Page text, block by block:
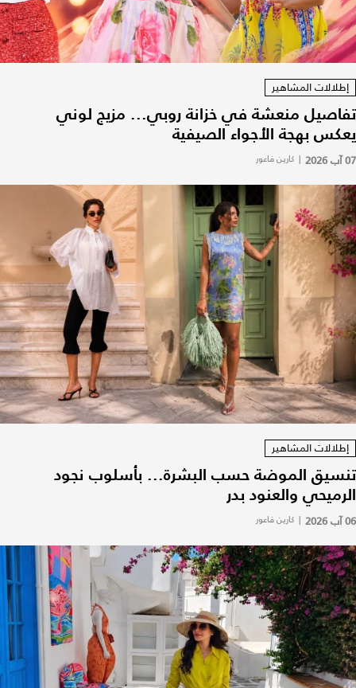
إطلالات المشاهير
تفاصيل منعشة في خزانة روبي... مزيج لوني
يعكس بهجة الأجواء الصيفية
07 آب 2026 | كارين فاعور
إطلالات المشاهير
تنسيق الموضة حسب البشرة... بأسلوب نجود
الرميحي والعنود بدر
06 آب 2026 | كارين فاعور